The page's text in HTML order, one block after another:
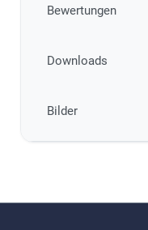
Bewertungen
Downloads
Bilder